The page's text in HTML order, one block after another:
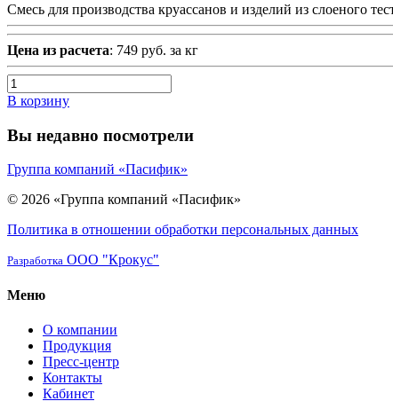
Смесь для производства круассанов и изделий из слоеного
Цена из расчета: 749 руб. за кг
В корзину
Вы недавно посмотрели
Группа компаний «Пасифик»
© 2026 «Группа компаний «Пасифик»
Политика в отношении обработки персональных данных
Разработка ООО "Крокус"
Меню
О компании
Продукция
Пресс-центр
Контакты
Кабинет